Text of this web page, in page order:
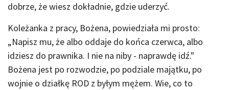
dobrze, że wiesz dokładnie, gdzie uderzyć.
Koleżanka z pracy, Bożena, powiedziała mi prosto:
„Napisz mu, że albo oddaje do końca czerwca, albo
idziesz do prawnika. I nie na niby - naprawdę idź."
Bożena jest po rozwodzie, po podziale majątku, po
wojnie o działkę ROD z byłym mężem. Wie, co to